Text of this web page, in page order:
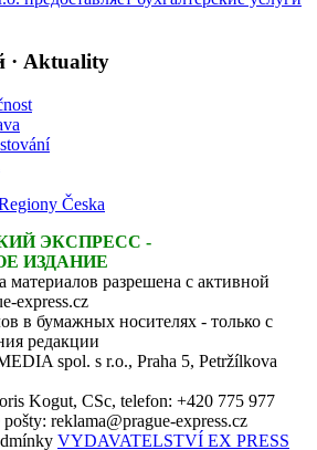
· Aktuality
Česka
ЭКСПРЕСС -
ИЗДАНИЕ
материалов разрешена с активной
express.cz
в бумажных носителях - только с
редакции
spol. s r.o., Praha 5, Petržílkova
Kogut, CSc, telefon: +420 775 977
reklama@prague-express.cz
VYDAVATELSTVÍ EX PRESS